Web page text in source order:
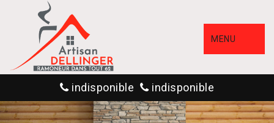
MENU
indisponible indisponible